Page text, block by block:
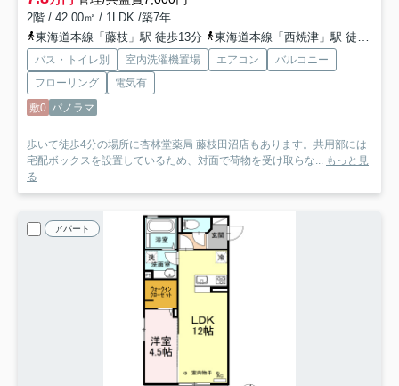
2階 / 42.00㎡ / 1LDK /築7年
東海道本線「藤枝」駅 徒歩13分
東海道本線「西焼津」駅 徒歩49分
バス・トイレ別 室内洗濯機置場 エアコン
バルコニー
フローリング
電気有
敷0 パノラマ
歩いて徒歩4分の場所に杏林堂薬局 藤枝田沼店もあります。共用部には
宅配ボックスを設置しているため、対面で荷物を受け取らな...
もっと見
る
アパート